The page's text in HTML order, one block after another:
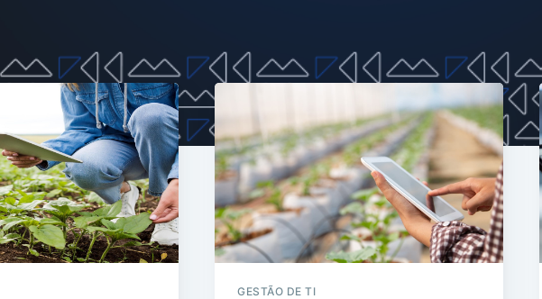
GESTÃO DE TI